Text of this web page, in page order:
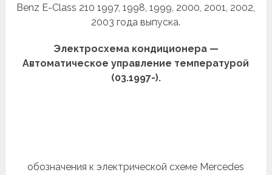
Benz E-Class 210 1997, 1998, 1999, 2000, 2001, 2002,
2003 года выпуска.
Электросхема кондиционера —
Автоматическое управление температурой
(03.1997-).
обозначения к электрической схеме Mercedes